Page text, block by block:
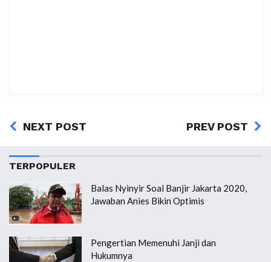
NEXT POST PREV POST
TERPOPULER
Balas Nyinyir Soal Banjir Jakarta 2020,
Jawaban Anies Bikin Optimis
Pengertian Memenuhi Janji dan
Hukumnya